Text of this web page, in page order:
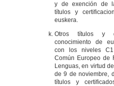
y de exención de
títulos y
euskera.
Otros títulos y
conocimiento de
con los niveles
Común Europeo de
Lenguas, en virtud
de 9 de noviembre,
títulos y